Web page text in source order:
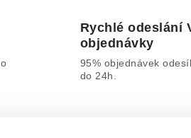
Rychlé odeslání
objednávky
95% objednávek
do 24h.